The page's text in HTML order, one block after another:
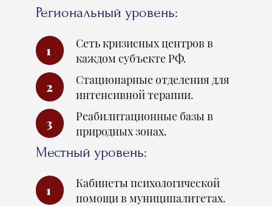
Региональный уровень:
1
Сеть кризисных центров в
каждом субъекте РФ.
2
Стационарные отделения для
интенсивной терапии.
3
Реабилитационные базы в
природных зонах.
Местный уровень:
1
Кабинеты психологической
помощи в муниципалитетах.